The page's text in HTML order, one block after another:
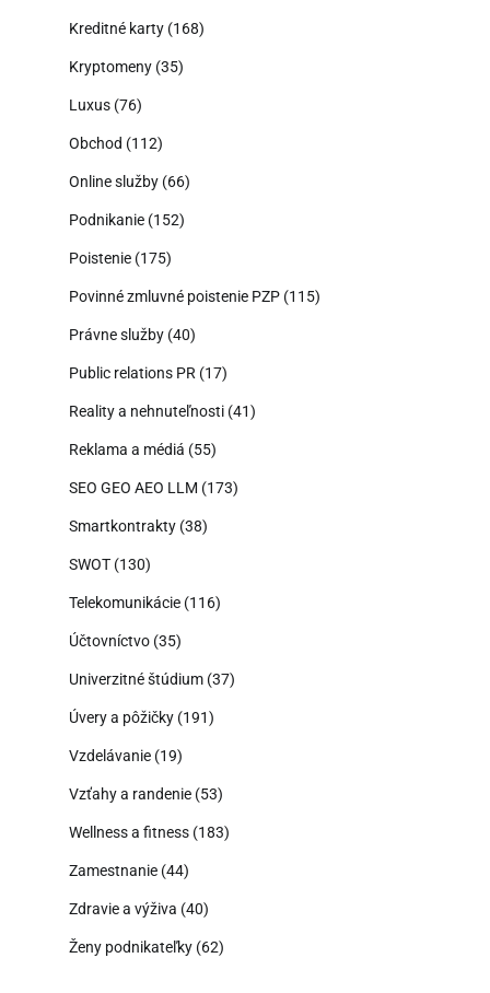
Kreditné karty (168)
Kryptomeny (35)
Luxus (76)
Obchod (112)
Online služby (66)
Podnikanie (152)
Poistenie (175)
Povinné zmluvné poistenie PZP (115)
Právne služby (40)
Public relations PR (17)
Reality a nehnuteľnosti (41)
Reklama a médiá (55)
SEO GEO AEO LLM (173)
Smartkontrakty (38)
SWOT (130)
Telekomunikácie (116)
Účtovníctvo (35)
Univerzitné štúdium (37)
Úvery a pôžičky (191)
Vzdelávanie (19)
Vzťahy a randenie (53)
Wellness a fitness (183)
Zamestnanie (44)
Zdravie a výživa (40)
Ženy podnikateľky (62)